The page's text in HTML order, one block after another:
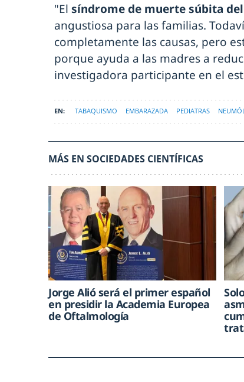
"El síndrome de muerte súbita
angustiosa para las familias.
completamente las causas, pero
porque ayuda a las madres a
investigadora participante en el
TABAQUISMO EMBARAZADA PEDIATRAS
MÁS EN SOCIEDADES CIENTÍFICAS
Jorge Alió será el primer español
en presidir la Academia Europea
de Oftalmología